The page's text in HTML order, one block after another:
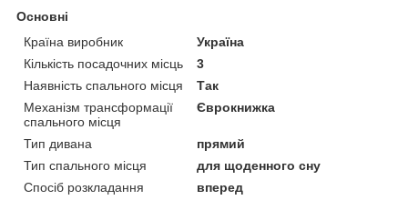
Основні
Країна виробник
Україна
Кількість посадочних місць
3
Наявність спального місця
Так
Механізм трансформації
спального місця
Єврокнижка
Тип дивана
прямий
Тип спального місця
для щоденного сну
Спосіб розкладання
вперед